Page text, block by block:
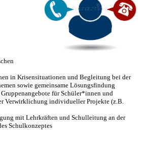
in Krisensituationen und Begleitung bei der
sowie gemeinsame Lösungsfindung
für Schüler*innen und
Verwirklichung individueller Projekte (z.B.
mit Lehrkräften und Schulleitung an der
Schulkonzeptes